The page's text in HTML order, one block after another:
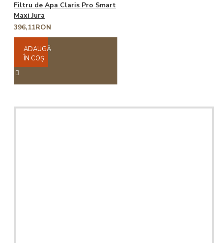
Filtru de Apa Claris Pro Smart
Maxi Jura
396,11RON
ADAUGĂ
ÎN COŞ